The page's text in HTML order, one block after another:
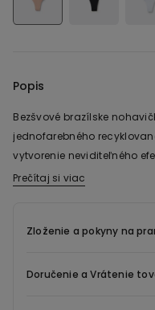
Popis
Bezšvové brazílske
jednofarebného
vytvorenie neviditeľného
Tento odev obsahuje
Econyl ® má rovnaké
Prečítaj si viac
Zloženie a pokyny na
Doručenie a Vrátenie